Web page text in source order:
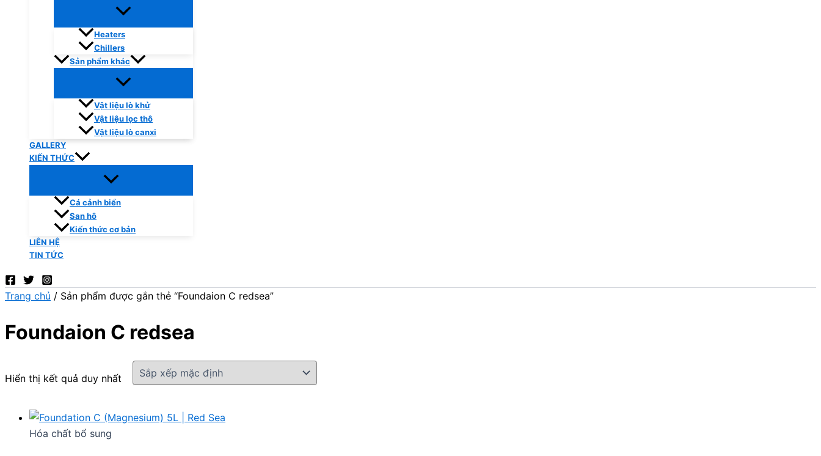
Heaters
Chillers
Sản phẩm khác
Vật liệu lò khử
Vật liệu lọc thô
Vật liệu lò canxi
GALLERY
KIẾN THỨC
Cá cảnh biển
San hô
Kiến thức cơ bản
LIÊN HỆ
TIN TỨC
Trang chủ / Sản phẩm được gắn thẻ “Foundaion C redsea”
Foundaion C redsea
Hiển thị kết quả duy nhất
Hóa chất bổ sung